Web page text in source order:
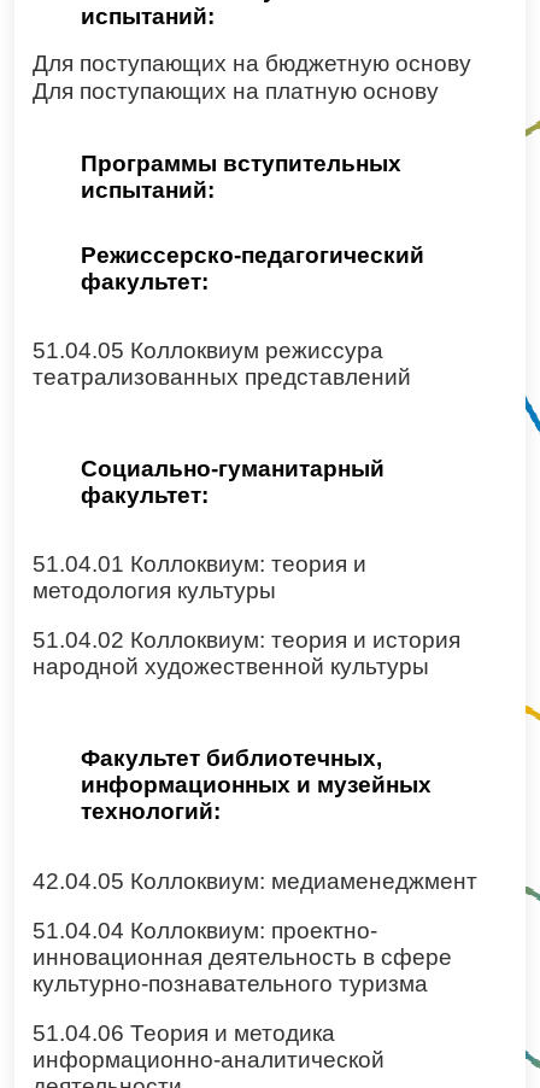
испытаний:
Для поступающих на бюджетную основу
Для поступающих на платную основу
Программы вступительных
испытаний:
Режиссерско-педагогический
факультет:
51.04.05 Коллоквиум режиссура
театрализованных представлений
Социально-гуманитарный
факультет:
51.04.01 Коллоквиум: теория и
методология культуры
51.04.02 Коллоквиум: теория и история
народной художественной культуры
Факультет библиотечных,
информационных и музейных
технологий:
42.04.05 Коллоквиум: медиаменеджмент
51.04.04 Коллоквиум: проектно-
инновационная деятельность в сфере
культурно-познавательного туризма
51.04.06 Теория и методика
информационно-аналитической